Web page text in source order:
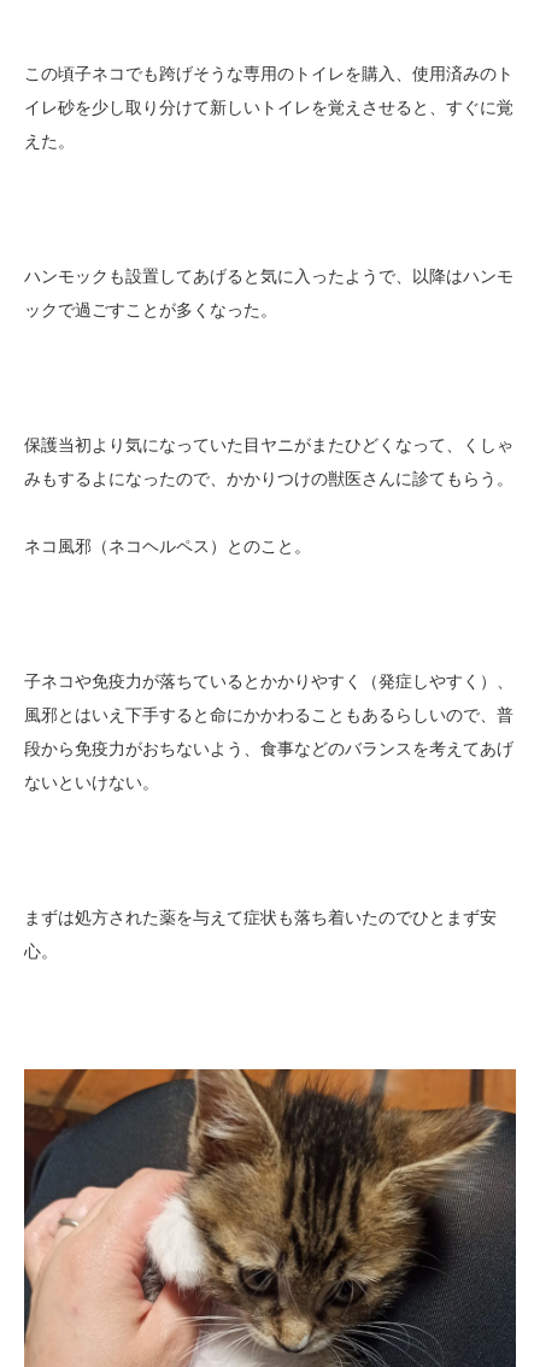
この頃子ネコでも跨げそうな専用のトイレを購入、使用済みのト
イレ砂を少し取り分けて新しいトイレを覚えさせると、すぐに覚
えた。
ハンモックも設置してあげると気に入ったようで、以降はハンモ
ックで過ごすことが多くなった。
保護当初より気になっていた目ヤニがまたひどくなって、くしゃ
みもするよになったので、かかりつけの獣医さんに診てもらう。
ネコ風邪（ネコヘルペス）とのこと。
子ネコや免疫力が落ちているとかかりやすく（発症しやすく）、
風邪とはいえ下手すると命にかかわることもあるらしいので、普
段から免疫力がおちないよう、食事などのバランスを考えてあげ
ないといけない。
まずは処方された薬を与えて症状も落ち着いたのでひとまず安
心。